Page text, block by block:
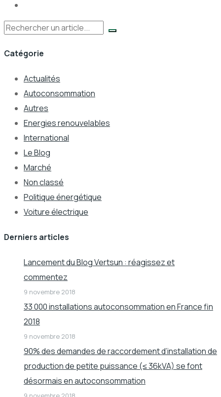
Rechercher
Catégorie
Actualités
Autoconsommation
Autres
Energies renouvelables
International
Le Blog
Marché
Non classé
Politique énergétique
Voiture électrique
Derniers articles
Lancement du Blog Vertsun : réagissez et
commentez
9 novembre 2018
33 000 installations autoconsommation en France fin
2018
9 novembre 2018
90% des demandes de raccordement d’installation de
production de petite puissance (≤ 36kVA) se font
désormais en autoconsommation